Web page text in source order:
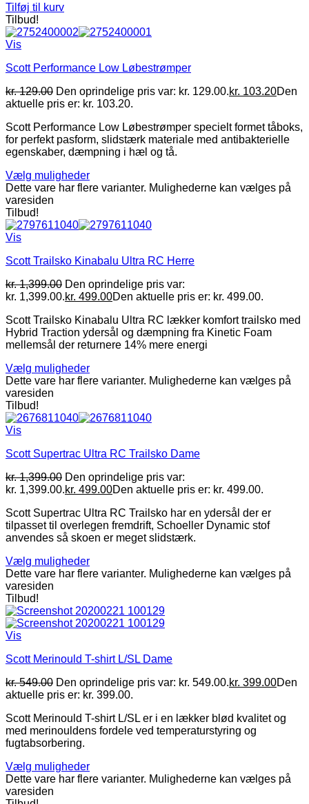
Tilføj til kurv
Tilbud!
Vis
Scott Performance Low Løbestrømper
kr.129.00 Den oprindelige pris var: kr. 129.00.kr. 103.20Den
aktuelle pris er: kr. 103.20.
Scott Performance Low Løbestrømper specielt formet tåboks,
for perfekt pasform, slidstærk materiale med antibakterielle
egenskaber, dæmpning i hæl og tå.
Vælg muligheder
Dette vare har flere varianter. Mulighederne kan vælges på
varesiden
Tilbud!
Vis
Scott Trailsko Kinabalu Ultra RC Herre
kr.1,399.00 Den oprindelige pris var:
kr. 1,399.00.kr. 499.00Den aktuelle pris er: kr. 499.00.
Scott Trailsko Kinabalu Ultra RC lækker komfort trailsko med
Hybrid Traction ydersål og dæmpning fra Kinetic Foam
mellemsål der returnere 14% mere energi
Vælg muligheder
Dette vare har flere varianter. Mulighederne kan vælges på
varesiden
Tilbud!
Vis
Scott Supertrac Ultra RC Trailsko Dame
kr.1,399.00 Den oprindelige pris var:
kr. 1,399.00.kr. 499.00Den aktuelle pris er: kr. 499.00.
Scott Supertrac Ultra RC Trailsko har en ydersål der er
tilpasset til overlegen fremdrift, Schoeller Dynamic stof
anvendes så skoen er meget slidstærk.
Vælg muligheder
Dette vare har flere varianter. Mulighederne kan vælges på
varesiden
Tilbud!
Vis
Scott Merinould T-shirt L/SL Dame
kr.549.00 Den oprindelige pris var: kr. 549.00.kr. 399.00Den
aktuelle pris er: kr. 399.00.
Scott Merinould T-shirt L/SL er i en lækker blød kvalitet og
med merinouldens fordele ved temperaturstyring og
fugtabsorbering.
Vælg muligheder
Dette vare har flere varianter. Mulighederne kan vælges på
varesiden